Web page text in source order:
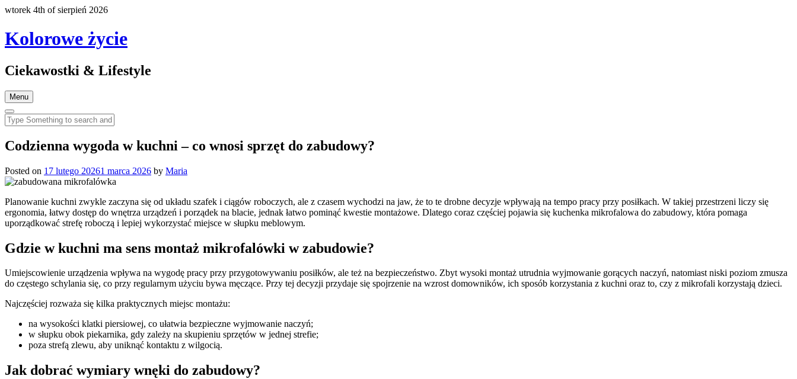
wtorek 4th of sierpień 2026
Kolorowe życie
Ciekawostki & Lifestyle
Menu
Codzienna wygoda w kuchni – co wnosi sprzęt do zabudowy?
Posted on 17 lutego 20261 marca 2026 by Maria
Planowanie kuchni zwykle zaczyna się od układu szafek i ciągów roboczych, ale z czasem wychodzi na jaw, że to te drobne decyzje wpływają na tempo pracy przy posiłkach. W takiej przestrzeni liczy się
ergonomia, łatwy dostęp do wnętrza urządzeń i porządek na blacie, jednak łatwo pominąć kwestie montażowe. Dlatego coraz częściej pojawia się kuchenka mikrofalowa do zabudowy, która pomaga
uporządkować strefę roboczą i lepiej wykorzystać miejsce w słupku meblowym.
Gdzie w kuchni ma sens montaż mikrofalówki w zabudowie?
Umiejscowienie urządzenia wpływa na wygodę pracy przy przygotowywaniu posiłków, ale też na bezpieczeństwo. Zbyt wysoki montaż utrudnia wyjmowanie gorących naczyń, natomiast niski poziom zmusza
do częstego schylania się, co przy regularnym użyciu bywa męczące. Przy tej decyzji przydaje się spojrzenie na wzrost domowników, ich sposób korzystania z kuchni oraz to, czy z mikrofali korzystają dzieci.
Najczęściej rozważa się kilka praktycznych miejsc montażu:
na wysokości klatki piersiowej, co ułatwia bezpieczne wyjmowanie naczyń;
w słupku obok piekarnika, gdy zależy na skupieniu sprzętów w jednej strefie;
poza strefą zlewu, aby uniknąć kontaktu z wilgocią.
Jak dobrać wymiary wnęki do zabudowy?